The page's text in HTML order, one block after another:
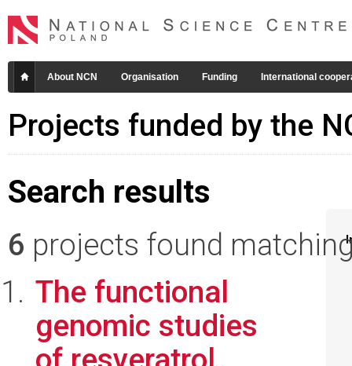
About NCN Organisation Funding International
Projects funded by the
Search results
6 projects found
The functional
genomic studies